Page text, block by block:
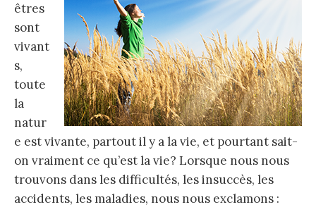
êtres
sont
vivant
s,
toute
la
natur
e est vivante, partout il y a la vie, et pourtant sait-
on vraiment ce qu’est la vie? Lorsque nous nous
trouvons dans les difficultés, les insuccès, les
accidents, les maladies, nous nous exclamons :